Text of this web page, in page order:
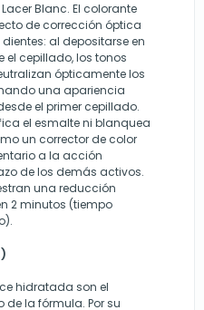
Blanc. El colorante
de corrección óptica
al depositarse en
el cepillado, los tonos
ópticamente los
una apariencia
el primer cepillado.
el esmalte ni blanquea
un corrector de color
a la acción
de los demás activos.
una reducción
2 minutos (tiempo
hidratada son el
la fórmula. Por su